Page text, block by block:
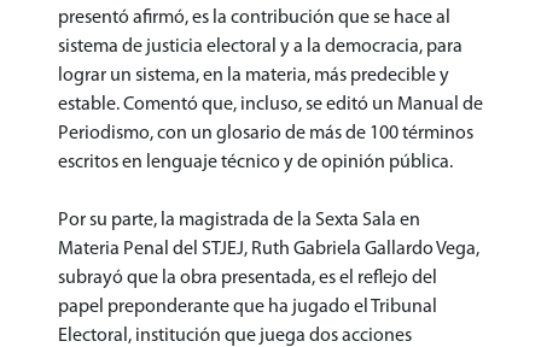
presentó afirmó, es la contribución que se hace al
sistema de justicia electoral y a la democracia, para
lograr un sistema, en la materia, más predecible y
estable. Comentó que, incluso, se editó un Manual de
Periodismo, con un glosario de más de 100 términos
escritos en lenguaje técnico y de opinión pública.
Por su parte, la magistrada de la Sexta Sala en
Materia Penal del STJEJ, Ruth Gabriela Gallardo Vega,
subrayó que la obra presentada, es el reflejo del
papel preponderante que ha jugado el Tribunal
Electoral, institución que juega dos acciones